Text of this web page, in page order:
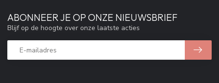
ABONNEER JE OP ONZE NIEUWSBRIEF
Blijf op de hoogte over onze laatste acties